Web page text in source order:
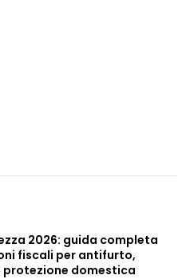
2026: guida completa
fiscali per antifurto,
protezione domestica